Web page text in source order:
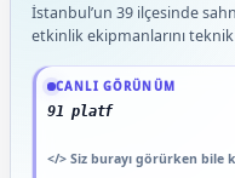
İstanbul’un 39 ilçesinde
etkinlik ekipmanlarını
CANLI GÖRÜNÜM
91 platform genelinde
</> Siz burayı görürken bile
Güncel veriler: 1.291+ En